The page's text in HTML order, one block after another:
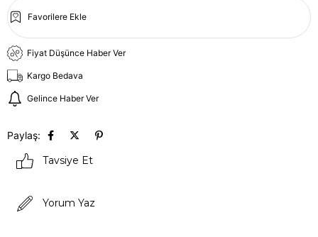
Favorilere Ekle
Fiyat Düşünce Haber Ver
Kargo Bedava
Gelince Haber Ver
Paylaş:
Tavsiye Et
Yorum Yaz